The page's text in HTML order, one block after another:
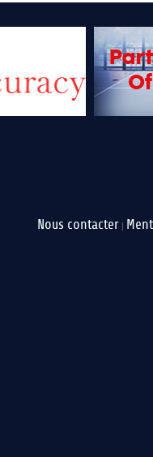
Nous contacter |